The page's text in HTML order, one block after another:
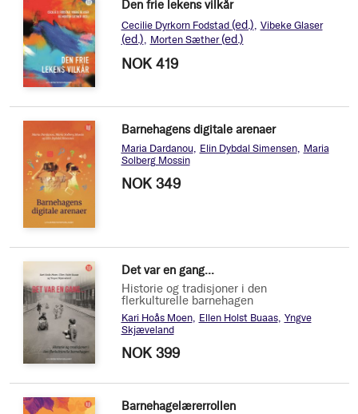
Den frie lekens vilkår
Cecilie Dyrkorn Fodstad (ed.) Vibeke Glaser
(ed.) Morten Sæther (ed.)
NOK 419
Barnehagens digitale arenaer
Maria Dardanou Elin Dybdal Simensen
Maria
Solberg Mossin
NOK 349
Det var en gang...
Historie og tradisjoner i den
flerkulturelle barnehagen
Kari Hoås Moen Ellen Holst Buaas Yngve
Skjæveland
NOK 399
Barnehagelærerrollen